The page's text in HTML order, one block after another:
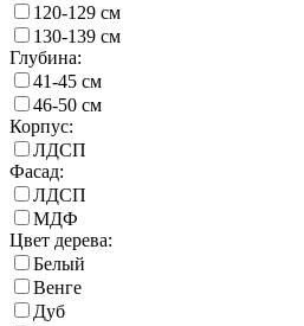
120-129 см
130-139 см
Глубина:
41-45 см
46-50 см
Корпус:
ЛДСП
Фасад:
ЛДСП
МДФ
Цвет дерева:
Белый
Венге
Дуб